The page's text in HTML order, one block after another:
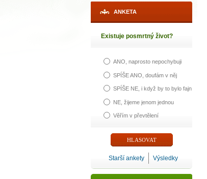
ANKETA
Existuje posmrtný život?
ANO, naprosto nepochybuji
SPÍŠE ANO, doufám v něj
SPÍŠE NE, i když by to bylo fajn
NE, žijeme jenom jednou
Věřím v převtělení
Starší ankety Výsledky